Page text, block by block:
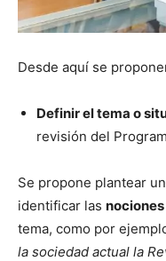
Desde aquí se
Definir el tema o
revisión del
Se propone plantear
identificar las nociones
tema, como por
la sociedad actual la